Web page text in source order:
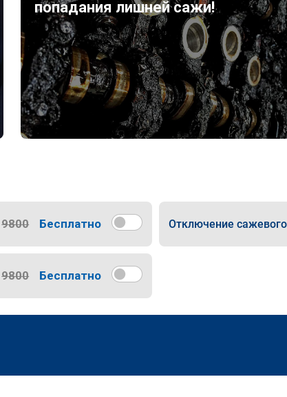
попадания лишней сажи!
9800 Бесплатно Отключение
9800 Бесплатно